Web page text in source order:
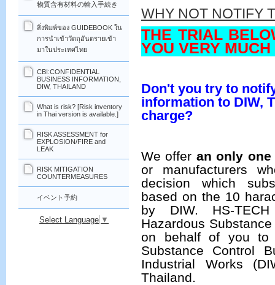
WHY NOT NOTIFY
THE TRIAL
YOU VERY
Don't you try to
information to DIW,
charge?
We offer an only
or manufacturers
decision which
based on the 10
by DIW. HS-
Hazardous
on behalf of you to
Substance Control
Industrial Works
Thailand.
物質含有材料の輸入手続き
สิ่งพิมพ์ของ GUIDEBOOK ใน
การนำเข้าวัตถุอันตรายเข้า
มาในประเทศไทย
CBI:CONFIDENTIAL
BUSINESS INFORMATION,
DIW, THAILAND
What is risk? [Risk inventory
in Thai version is available.]
RISK ASSESSMENT for
EXPLOSION/FIRE and
LEAK
RISK MITIGATION
COUNTERMEASURES
イベント予約
Select Language ▼